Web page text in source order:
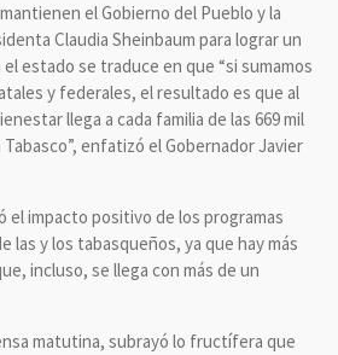
el Gobierno del Pueblo y la
Claudia Sheinbaum para lograr un
estado se traduce en que “si sumamos
y federales, el resultado es que al
llega a cada familia de las 669 mil
enfatizó el Gobernador Javier
el impacto positivo de los programas
las y los tabasqueños, ya que hay más
incluso, se llega con más de un
matutina, subrayó lo fructífera que